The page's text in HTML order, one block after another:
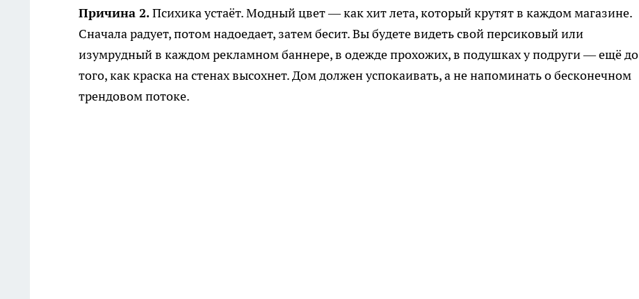
Причина 2.Психика устаёт. Модный цвет — как хит лета, который крутят в каждом магазине.
Сначала радует, потом надоедает, затем бесит. Вы будете видеть свой персиковый или
изумрудный в каждом рекламном баннере, в одежде прохожих, в подушках у подруги — ещё до
того, как краска на стенах высохнет. Дом должен успокаивать, а не напоминать о бесконечном
трендовом потоке.